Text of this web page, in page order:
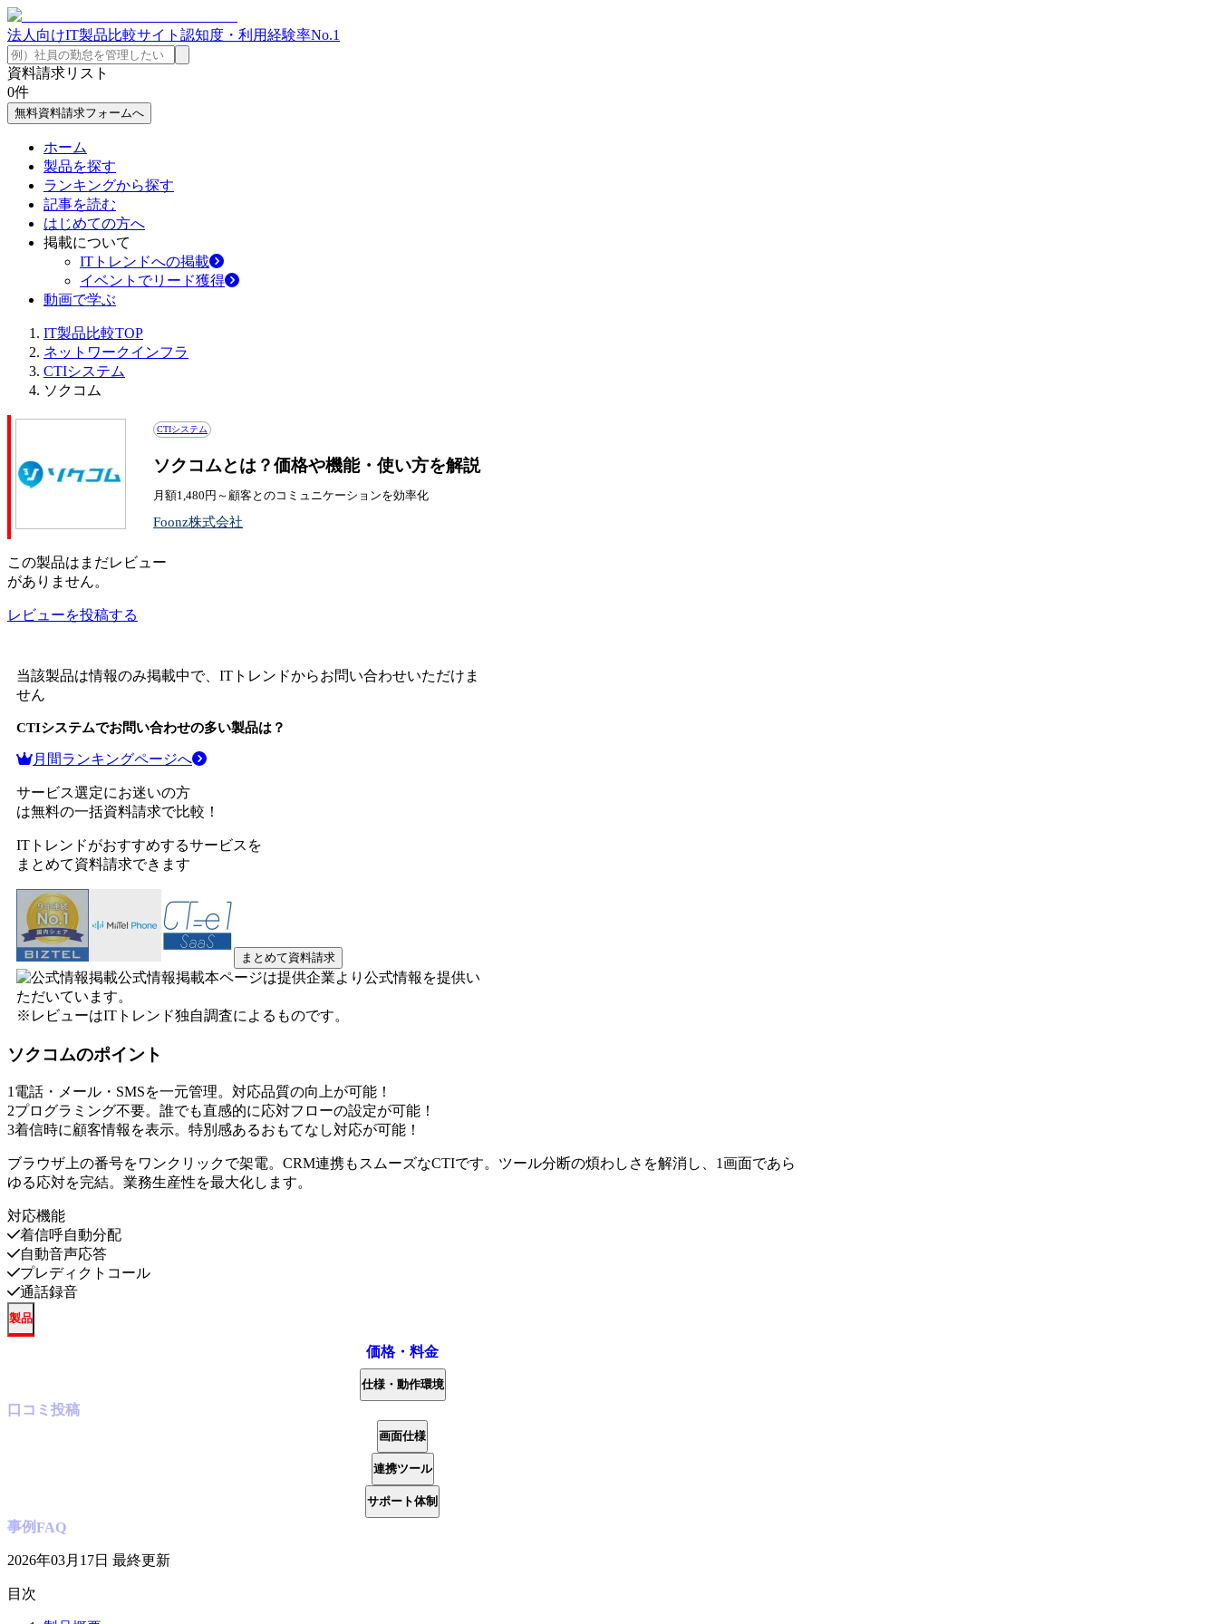
法人向けIT製品比較サイト 認知度・利用経験率No.1
資料請求リスト
0件
無料資料請求フォームへ
ホーム
製品を探す
ランキングから探す
記事を読む
はじめての方へ
掲載について
ITトレンドへの掲載
イベントでリード獲得
動画で学ぶ
IT製品比較TOP
ネットワークインフラ
CTIシステム
ソクコム
CTIシステム
ソクコムとは？価格や機能・使い方を解説
月額1,480円～顧客とのコミュニケーションを効率化
Foonz株式会社
この製品はまだレビュー
がありません。
レビューを投稿する
当該製品は情報のみ掲載中で、ITトレンドからお問い合わせいただけま
せん
CTIシステムでお問い合わせの多い製品は？
月間ランキングページへ
サービス選定にお迷いの方
は無料の一括資料請求で比較！
ITトレンドがおすすめするサービスを
まとめて資料請求できます
まとめて資料請求
公式情報掲載本ページは提供企業より公式情報を提供い
ただいています。
※レビューはITトレンド独自調査によるものです。
ソクコムのポイント
1電話・メール・SMSを一元管理。対応品質の向上が可能！
2プログラミング不要。誰でも直感的に応対フローの設定が可能！
3着信時に顧客情報を表示。特別感あるおもてなし対応が可能！
ブラウザ上の番号をワンクリックで架電。CRM連携もスムーズなCTIです。ツール分断の煩わしさを解消し、1画面であら
ゆる応対を完結。業務生産性を最大化します。
対応機能
着信呼自動分配
自動音声応答
プレディクトコール
通話録音
製品
価格・料金
仕様・動作環境
口コミ 投稿
画面仕様
連携ツール
サポート体制
事例FAQ
2026年03月17日 最終更新
目次